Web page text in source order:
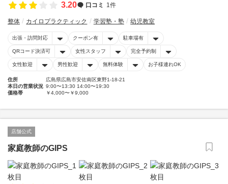
3.20 口コミ 1件
整体 カイロプラクティック 学習塾・塾 幼児教室
出張・訪問対応 クーポン有 駐車場有
QRコード決済可 女性スタッフ 完全予約制
女性歓迎 男性歓迎 無料体験 お子様連れOK
住所
広島県広島市安佐南区東野1-18-21
本日の営業状況 9:00〜13:30 14:00〜19:30
価格帯
￥4,000〜￥9,000
店舗公式
家庭教師のGIPS